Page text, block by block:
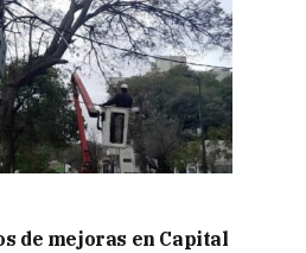
de mejoras en Capital